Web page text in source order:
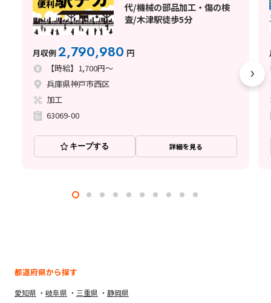
代/機械の部品加工・傷の検
査/木津駅徒歩5分
月収例2,790,980 円
【時給】1,700円～
兵庫県神戸市西区
加工
63069-00
キープする 詳細を見る
都道府県から探す
愛知県 岐阜県 三重県 静岡県